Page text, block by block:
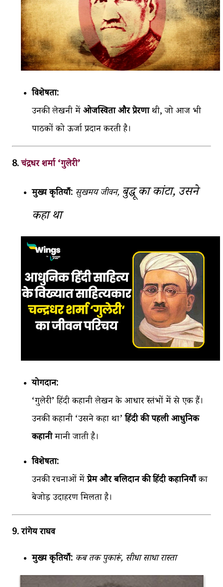
विशेषता:
उनकी लेखनी मेंओजस्विता और प्रेरणाथी, जो आज भी
पाठकों को ऊर्जा प्रदान करती है।
8.चंद्रधर शर्मा ‘गुलेरी’
मुख्य कृतियाँ: सुखमय जीवन, बुद्धू का कांटा, उसने
कहा था
योगदान:
‘गुलेरी’ हिंदी कहानी लेखन के आधार स्तंभों में से एक हैं।
उनकी कहानी ‘उसने कहा था’हिंदी की पहली आधुनिक
कहानीमानी जाती है।
विशेषता:
उनकी रचनाओं मेंप्रेम और बलिदान की हिंदी कहानियाँका
बेजोड़ उदाहरण मिलता है।
9. रांगेय राघव
मुख्य कृतियाँ: कब तक पुकारूं, सीधा साधा रास्ता